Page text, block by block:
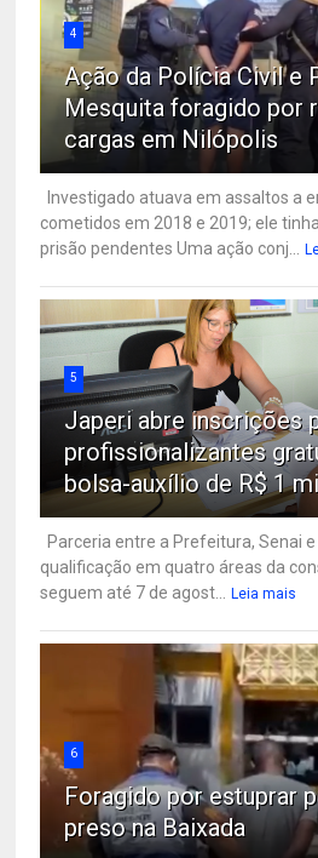
4
Ação da Polícia Civil e
Mesquita foragido por
cargas em Nilópolis
Investigado atuava em assaltos a
cometidos em 2018 e 2019; ele
prisão pendentes Uma ação conj...
5
Japeri abre inscrições
profissionalizantes
bolsa-auxílio de R$ 1
Parceria entre a Prefeitura, Senai
qualificação em quatro áreas da
seguem até 7 de agost...
Leia mais
6
Foragido por estuprar
preso na Baixada